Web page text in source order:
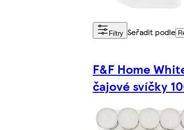
Filtry Seřadit podle
F&F Home
čajové svíčky